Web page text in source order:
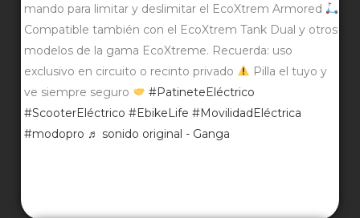
mando para limitar y deslimitar el EcoXtrem Armored
Compatible también con el EcoXtrem Tank Dual y otros
modelos de la gama EcoXtreme. Recuerda: uso
exclusivo en circuito o recinto privado
Pilla el tuyo y
ve siempre seguro
#PatineteEléctrico
#ScooterEléctrico #EbikeLife #MovilidadEléctrica
#modopro ♬ sonido original - Ganga